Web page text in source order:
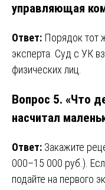
управляющая
Ответ: Порядок тот
эксперта. Суд с УК
физических лиц.
Вопрос 5. «Что
насчитал
Ответ: Закажите
000–15 000 руб.).
подайте на первого